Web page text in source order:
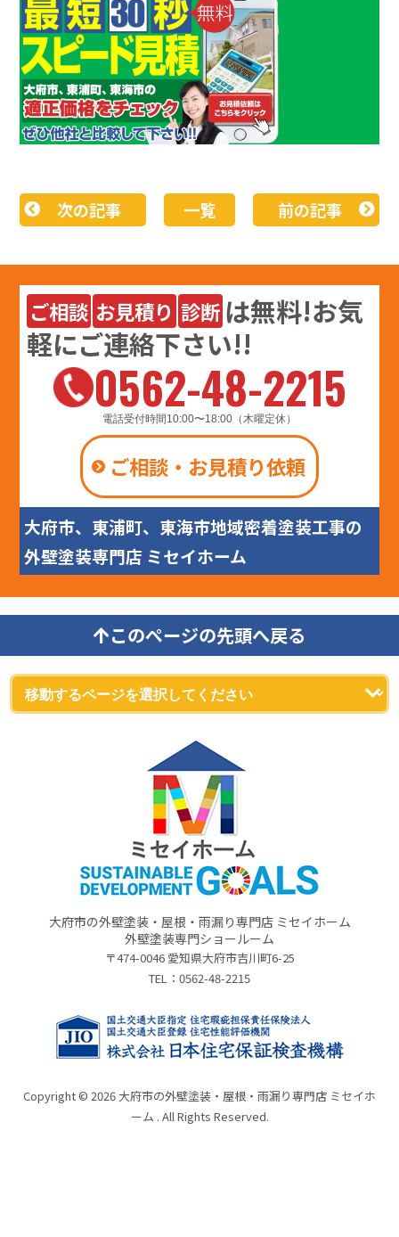
次の記事 一覧 前の記事
ご相談 お見積り 診断 は無料!お気
軽にご連絡下さい!!
0562-48-2215
電話受付時間10:00〜18:00（木曜定休）
ご相談・お見積り依頼
大府市、東浦町、東海市地域密着塗装工事の
外壁塗装専門店 ミセイホーム
このページの先頭へ戻る
大府市の外壁塗装・屋根・雨漏り専門店 ミセイホーム
外壁塗装専門ショールーム
〒474-0046 愛知県大府市吉川町6-25
TEL： 0562-48-2215
Copyright © 2026 大府市の外壁塗装・屋根・雨漏り専門店 ミセイホ
ーム . All Rights Reserved.